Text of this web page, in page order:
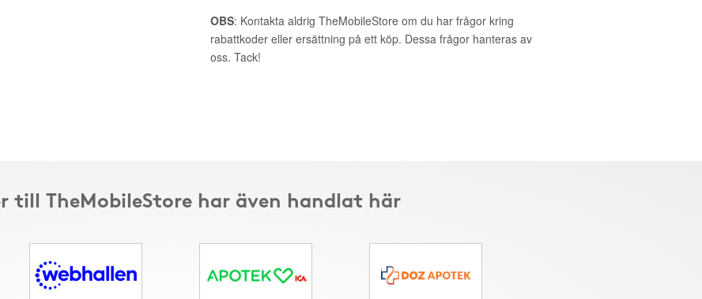
OBS: Kontakta aldrig TheMobileStore om du har frågor kring
rabattkoder eller ersättning på ett köp. Dessa frågor hanteras av
oss. Tack!
till TheMobileStore har även handlat här